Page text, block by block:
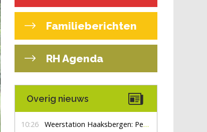
Familieberichten
RH Agenda
Overig nieuws
10:26 Weerstation Haaksbergen: Perioden met zon en droog